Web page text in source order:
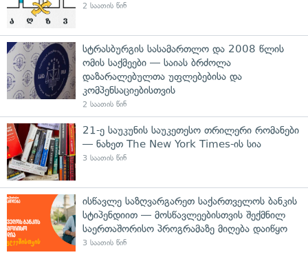
2 საათის წინ
სტრასბურგის სასამართლო და 2008 წლის
ომის საქმეები — საიას ბრძოლა
დაზარალებულთა უფლებებისა და
კომპენსაციებისთვის
2 საათის წინ
21-ე საუკუნის საუკეთესო თრილერი რომანები
— ნახეთ The New York Times-ის სია
3 საათის წინ
ისწავლე საზღვარგარეთ საქართველოს ბანკის
სტიპენდიით — მოსწავლეებისთვის შექმნილ
საერთაშორისო პროგრამაზე მიღება დაიწყო
3 საათის წინ